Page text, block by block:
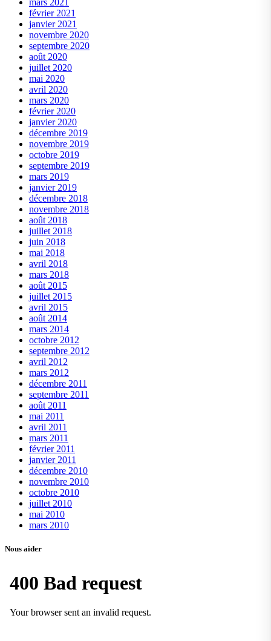
février 2021
janvier 2021
novembre 2020
septembre 2020
août 2020
juillet 2020
mai 2020
avril 2020
mars 2020
février 2020
janvier 2020
décembre 2019
novembre 2019
octobre 2019
septembre 2019
mars 2019
janvier 2019
décembre 2018
novembre 2018
août 2018
juillet 2018
juin 2018
mai 2018
avril 2018
mars 2018
août 2015
juillet 2015
avril 2015
août 2014
mars 2014
octobre 2012
septembre 2012
avril 2012
mars 2012
décembre 2011
septembre 2011
août 2011
mai 2011
avril 2011
mars 2011
février 2011
janvier 2011
décembre 2010
novembre 2010
octobre 2010
juillet 2010
mai 2010
mars 2010
Nous aider